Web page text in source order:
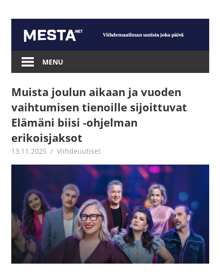
content
Mesta.net
MENU
Muista joulun aikaan ja vuoden
vaihtumisen tienoille sijoittuvat
Elämäni biisi -ohjelman
erikoisjaksot
13.11.2025 Juha Kaunisto
Viihdeuutiset